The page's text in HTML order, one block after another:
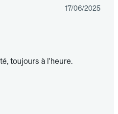
17/06/2025
toujours à l'heure.